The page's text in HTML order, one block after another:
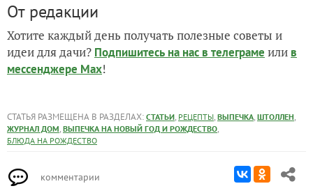
От редакции
Хотите каждый день получать полезные советы и
идеи для дачи? Подпишитесь на нас в телеграме или в
мессенджере Max!
СТАТЬЯ РАЗМЕЩЕНА В РАЗДЕЛАХ: СТАТЬИ, РЕЦЕПТЫ, ВЫПЕЧКА, ШТОЛЛЕН,
ЖУРНАЛ ДОМ, ВЫПЕЧКА НА НОВЫЙ ГОД И РОЖДЕСТВО,
БЛЮДА НА РОЖДЕСТВО
комментарии